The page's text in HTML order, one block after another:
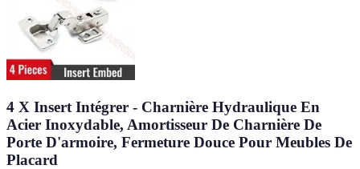
4 X Insert Intégrer - Charnière Hydraulique En
Acier Inoxydable, Amortisseur De Charnière De
Porte D'armoire, Fermeture Douce Pour Meubles De
Placard